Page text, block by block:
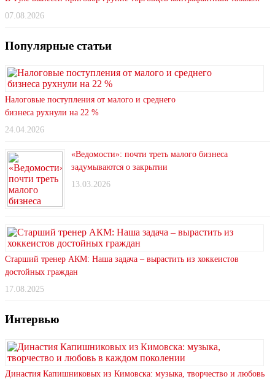
07.08.2026
Популярные статьи
Налоговые поступления от малого и среднего
бизнеса рухнули на 22 %
24.04.2026
«Ведомости»: почти треть малого бизнеса
задумываются о закрытии
13.03.2026
Старший тренер АКМ: Наша задача – вырастить из хоккеистов
достойных граждан
17.08.2025
Интервью
Династия Капишниковых из Кимовска: музыка, творчество и любовь